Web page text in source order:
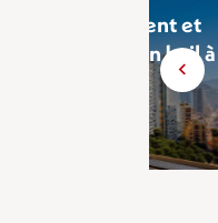
Renouvellement et
résiliation d'un bail à